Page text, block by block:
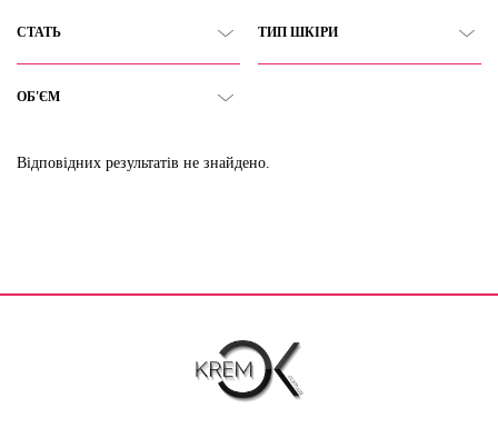
СТАТЬ ТИП ШКІРИ
ОБ'ЄМ
Відповідних результатів не знайдено.